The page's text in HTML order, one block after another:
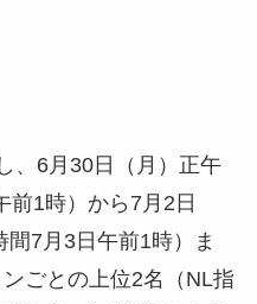
、6月30日（月）正午
前1時）から7月2日
間7月3日午前1時）ま
ごとの上位2名（NL指